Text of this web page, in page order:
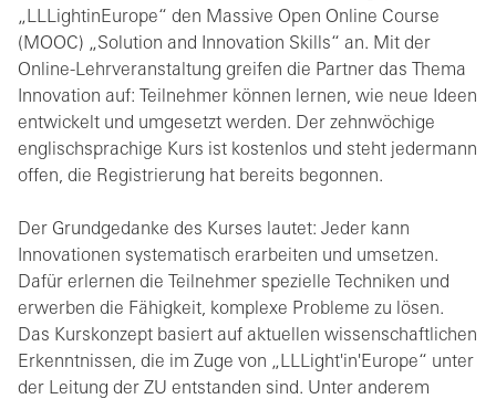
„LLLightinEurope“ den Massive Open Online Course
(MOOC) „Solution and Innovation Skills“ an. Mit der
Online-Lehrveranstaltung greifen die Partner das Thema
Innovation auf: Teilnehmer können lernen, wie neue Ideen
entwickelt und umgesetzt werden. Der zehnwöchige
englischsprachige Kurs ist kostenlos und steht jedermann
offen, die Registrierung hat bereits begonnen.
Der Grundgedanke des Kurses lautet: Jeder kann
Innovationen systematisch erarbeiten und umsetzen.
Dafür erlernen die Teilnehmer spezielle Techniken und
erwerben die Fähigkeit, komplexe Probleme zu lösen.
Das Kurskonzept basiert auf aktuellen wissenschaftlichen
Erkenntnissen, die im Zuge von „LLLight'in'Europe“ unter
der Leitung der ZU entstanden sind. Unter anderem